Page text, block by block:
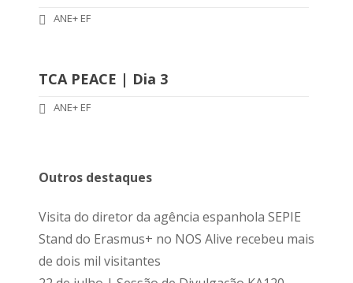
ANE+ EF
TCA PEACE | Dia 3
ANE+ EF
Outros destaques
Visita do diretor da agência espanhola SEPIE
Stand do Erasmus+ no NOS Alive recebeu mais
de dois mil visitantes